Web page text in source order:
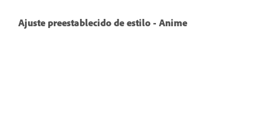
Ajuste preestablecido de estilo - Anime